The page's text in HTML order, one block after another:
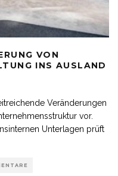
VON
INS AUSLAND
Veränderungen
vor.
Unterlagen prüft